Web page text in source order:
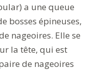
a une queue
bosses épineuses,
nageoires. Elle se
la tête, qui est
de nageoires